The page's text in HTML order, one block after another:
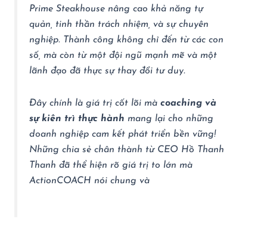
Prime Steakhouse nâng cao khả năng tự
quản, tinh thần trách nhiệm, và sự chuyên
nghiệp. Thành công không chỉ đến từ các con
số, mà còn từ một đội ngũ mạnh mẽ và một
lãnh đạo đã thực sự thay đổi tư duy.
Đây chính là giá trị cốt lõi màcoaching và
sự kiên trì thực hành mang lại cho những
doanh nghiệp cam kết phát triển bền vững!
Những chia sẻ chân thành từ CEO Hồ Thanh
Thanh đã thể hiện rõ giá trị to lớn mà
ActionCOACH nói chung và